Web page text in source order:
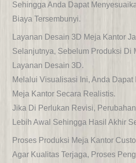
Sehingga Anda Dapat
Biaya Tersembunyi.
Layanan Desain 3D Meja Kantor
Selanjutnya, Sebelum Produksi Di
Layanan Desain 3D.
Melalui Visualisasi Ini, Anda Dapat
Meja Kantor Secara Realistis.
Jika Di Perlukan Revisi,
Lebih Awal Sehingga Hasil Akhir
Proses Produksi Meja Kantor
Agar Kualitas Terjaga, Proses